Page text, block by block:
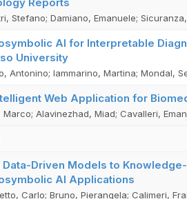
Stefano; Damiano, Emanuele;
AI for Interpretable
University
Antonino; Iammarino, Martina; Mondal,
Web Application for
Marco; Alavinezhad, Miad; Cavalleri,
Data-Driven Models to
AI Applications
Carlo; Bruno, Pierangela; Calimeri,